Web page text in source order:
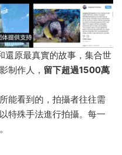
還原最真實的故事，集合世
制作人， 留下超過1500萬
能看到的，拍攝者往往需
特殊手法進行拍攝。每一